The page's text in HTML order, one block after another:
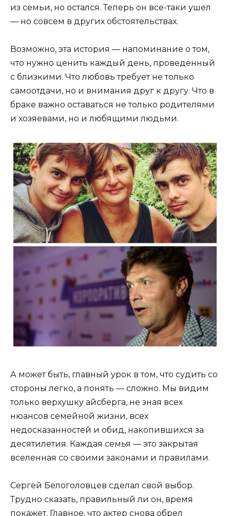
из семьи, но остался. Теперь он все-таки ушел
— но совсем в других обстоятельствах.
Возможно, эта история — напоминание о том,
что нужно ценить каждый день, проведенный
с близкими. Что любовь требует не только
самоотдачи, но и внимания друг к другу. Что в
браке важно оставаться не только родителями
и хозяевами, но и любящими людьми.
А может быть, главный урок в том, что судить со
стороны легко, а понять — сложно. Мы видим
только верхушку айсберга, не зная всех
нюансов семейной жизни, всех
недосказанностей и обид, накопившихся за
десятилетия. Каждая семья — это закрытая
вселенная со своими законами и правилами.
Сергей Белоголовцев сделал свой выбор.
Трудно сказать, правильный ли он, время
покажет. Главное, что актер снова обрел